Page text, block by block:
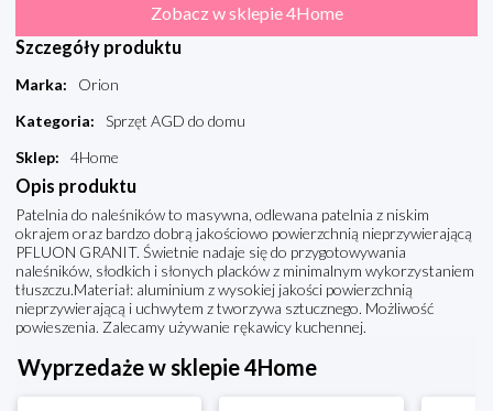
Zobacz w sklepie 4Home
Szczegóły produktu
Marka:
Orion
Kategoria:
Sprzęt AGD do domu
Sklep: 4Home
Opis produktu
Patelnia do naleśników to masywna, odlewana patelnia z niskim
okrajem oraz bardzo dobrą jakościowo powierzchnią nieprzywierającą
PFLUON GRANIT. Świetnie nadaje się do przygotowywania
naleśników, słodkich i słonych placków z minimalnym wykorzystaniem
tłuszczu.Materiał: aluminium z wysokiej jakości powierzchnią
nieprzywierającą i uchwytem z tworzywa sztucznego. Możliwość
powieszenia. Zalecamy używanie rękawicy kuchennej.
Wyprzedaże w sklepie 4Home